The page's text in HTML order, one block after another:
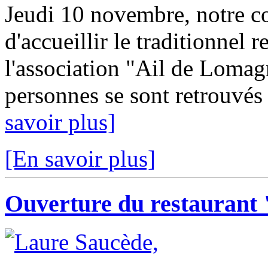
Jeudi 10 novembre, notre
d'accueillir le traditionnel
l'association "Ail de
personnes se sont
savoir plus]
[En savoir plus]
Ouverture du